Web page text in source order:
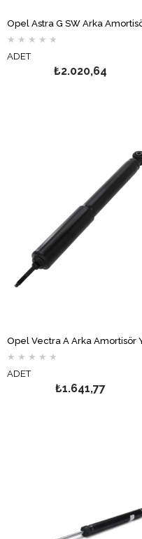
★ ★ ★ ★ ★
ADET
₺2.020,64
★ ★ ★ ★ ★
ADET
₺1.641,77